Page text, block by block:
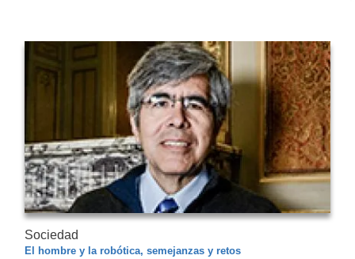
Sociedad
El hombre y la robótica, semejanzas y retos